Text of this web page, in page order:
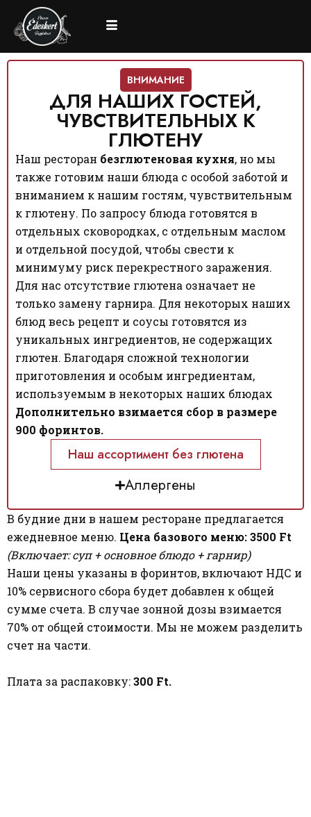
ВНИМАНИЕ
ДЛЯ НАШИХ ГОСТЕЙ,
ЧУВСТВИТЕЛЬНЫХ К
ГЛЮТЕНУ
Наш ресторан безглютеновая кухня, но мы
также готовим наши блюда с особой заботой и
вниманием к нашим гостям, чувствительным
к глютену. По запросу блюда готовятся в
отдельных сковородках, с отдельным маслом
и отдельной посудой, чтобы свести к
минимуму риск перекрестного заражения.
Для нас отсутствие глютена означает не
только замену гарнира. Для некоторых наших
блюд весь рецепт и соусы готовятся из
уникальных ингредиентов, не содержащих
глютен. Благодаря сложной технологии
приготовления и особым ингредиентам,
используемым в некоторых наших блюдах
Дополнительно взимается сбор в размере
900 форинтов.
Наш ассортимент без глютена
Аллергены
В будние дни в нашем ресторане предлагается
ежедневное меню. Цена базового меню: 3500 Ft
(Включает: суп + основное блюдо + гарнир)
Наши цены указаны в форинтов, включают НДС и
10% сервисного сбора будет добавлен к общей
сумме счета. В случае зонной дозы взимается
70% от общей стоимости. Мы не можем разделить
счет на части.
Плата за распаковку:300 Ft.